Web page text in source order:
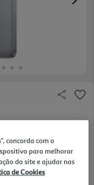
concorda com o
para melhorar
do site e ajudar nas
de Cookies